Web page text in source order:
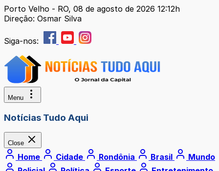
Porto Velho - RO, 08 de agosto de 2026 12:12h
Direção: Osmar Silva
Siga-nos:
Menu
Notícias Tudo Aqui
Close
Home Cidade Rondônia Brasil
Mundo